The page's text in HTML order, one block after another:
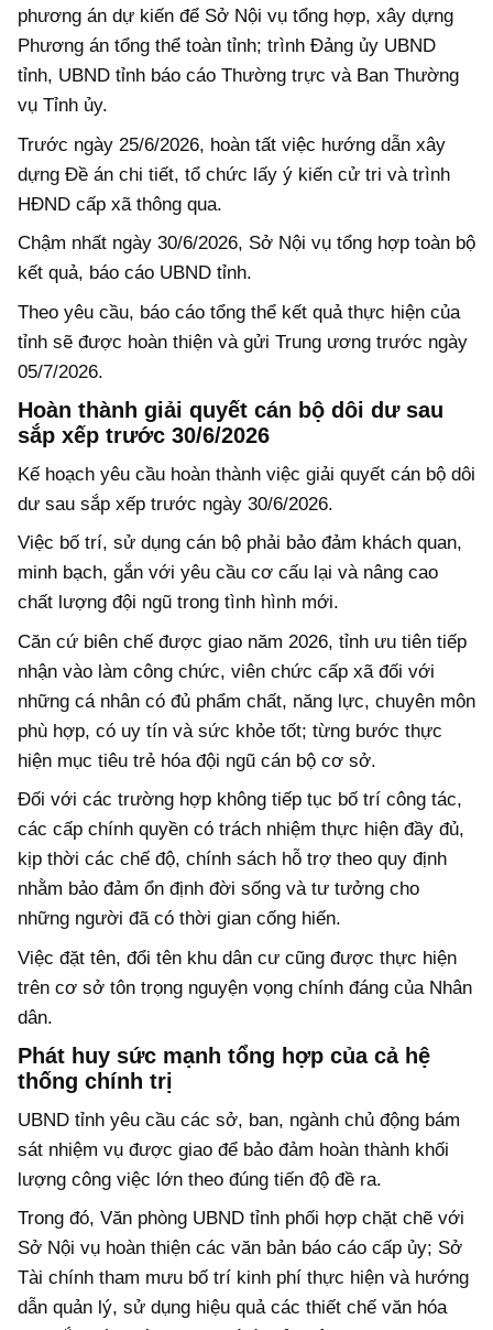
phương án dự kiến để Sở Nội vụ tổng hợp, xây dựng
Phương án tổng thể toàn tỉnh; trình Đảng ủy UBND
tỉnh, UBND tỉnh báo cáo Thường trực và Ban Thường
vụ Tỉnh ủy.
Trước ngày 25/6/2026, hoàn tất việc hướng dẫn xây
dựng Đề án chi tiết, tổ chức lấy ý kiến cử tri và trình
HĐND cấp xã thông qua.
Chậm nhất ngày 30/6/2026, Sở Nội vụ tổng hợp toàn bộ
kết quả, báo cáo UBND tỉnh.
Theo yêu cầu, báo cáo tổng thể kết quả thực hiện của
tỉnh sẽ được hoàn thiện và gửi Trung ương trước ngày
05/7/2026.
Hoàn thành giải quyết cán bộ dôi dư sau
sắp xếp trước 30/6/2026
Kế hoạch yêu cầu hoàn thành việc giải quyết cán bộ dôi
dư sau sắp xếp trước ngày 30/6/2026.
Việc bố trí, sử dụng cán bộ phải bảo đảm khách quan,
minh bạch, gắn với yêu cầu cơ cấu lại và nâng cao
chất lượng đội ngũ trong tình hình mới.
Căn cứ biên chế được giao năm 2026, tỉnh ưu tiên tiếp
nhận vào làm công chức, viên chức cấp xã đối với
những cá nhân có đủ phẩm chất, năng lực, chuyên môn
phù hợp, có uy tín và sức khỏe tốt; từng bước thực
hiện mục tiêu trẻ hóa đội ngũ cán bộ cơ sở.
Đối với các trường hợp không tiếp tục bố trí công tác,
các cấp chính quyền có trách nhiệm thực hiện đầy đủ,
kịp thời các chế độ, chính sách hỗ trợ theo quy định
nhằm bảo đảm ổn định đời sống và tư tưởng cho
những người đã có thời gian cống hiến.
Việc đặt tên, đổi tên khu dân cư cũng được thực hiện
trên cơ sở tôn trọng nguyện vọng chính đáng của Nhân
dân.
Phát huy sức mạnh tổng hợp của cả hệ
thống chính trị
UBND tỉnh yêu cầu các sở, ban, ngành chủ động bám
sát nhiệm vụ được giao để bảo đảm hoàn thành khối
lượng công việc lớn theo đúng tiến độ đề ra.
Trong đó, Văn phòng UBND tỉnh phối hợp chặt chẽ với
Sở Nội vụ hoàn thiện các văn bản báo cáo cấp ủy; Sở
Tài chính tham mưu bố trí kinh phí thực hiện và hướng
dẫn quản lý, sử dụng hiệu quả các thiết chế văn hóa